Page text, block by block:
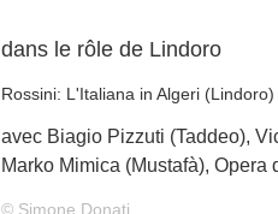
dans le rôle de Lindoro
Rossini: L'Italiana in Algeri (Lindoro)
avec Biagio Pizzuti (Taddeo),
Marko Mimica (Mustafà), Opera
© Simone Donati